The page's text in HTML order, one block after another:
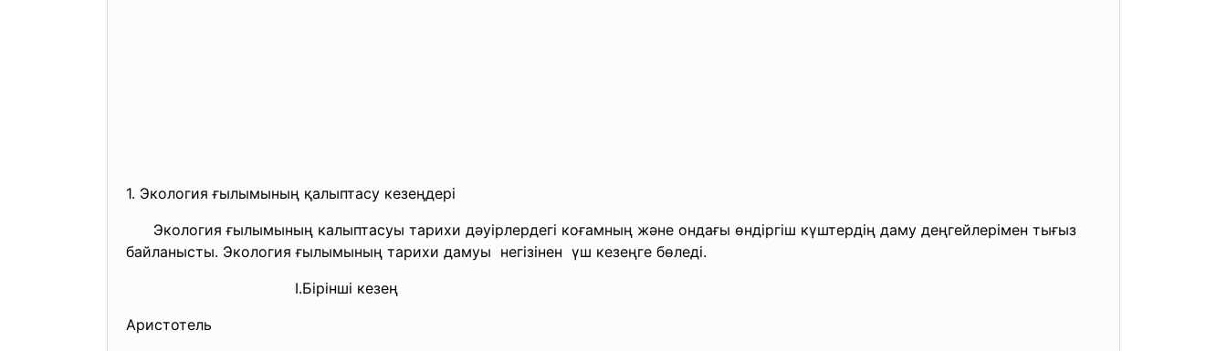
1. Экология ғылымының қалыптасу кезеңдері
Экология ғылымының калыптасуы тарихи дәуірлердегі коғамның және ондағы өндіргіш күштердің даму деңгейлерімен тығыз
байланысты. Экология ғылымының тарихи дамуы негізінен үш кезеңге бөледі.
I.Бірінші кезең
Аристотель